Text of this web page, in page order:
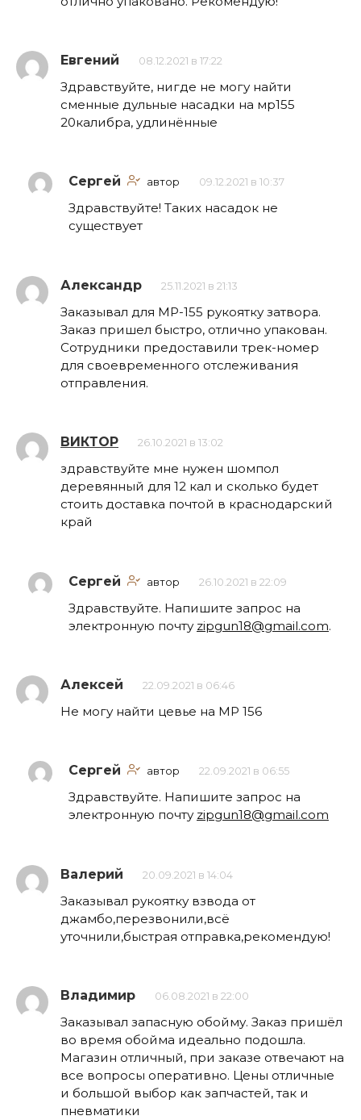
Евгений 08.12.2021 в 17:22
Здравствуйте, нигде не могу найти
сменные дульные насадки на мр155
20калибра, удлинённые
Сергей автор 09.12.2021 в 10:37
Здравствуйте! Таких насадок не
существует
Александр 25.11.2021 в 21:13
Заказывал для МР-155 рукоятку затвора.
Заказ пришел быстро, отлично упакован.
Сотрудники предоставили трек-номер
для своевременного отслеживания
отправления.
ВИКТОР 26.10.2021 в 13:02
здравствуйте мне нужен шомпол
деревянный для 12 кал и сколько будет
стоить доставка почтой в краснодарский
край
Сергей автор 26.10.2021 в 22:09
Здравствуйте. Напишите запрос на
электронную почту zipgun18@gmail.com.
Алексей 22.09.2021 в 06:46
Не могу найти цевье на МР 156
Сергей автор 22.09.2021 в 06:55
Здравствуйте. Напишите запрос на
электронную почту zipgun18@gmail.com
Валерий 20.09.2021 в 14:04
Заказывал рукоятку взвода от
джамбо,перезвонили,всё
уточнили,быстрая отправка,рекомендую!
Владимир 06.08.2021 в 22:00
Заказывал запасную обойму. Заказ пришёл
во время обойма идеально подошла.
Магазин отличный, при заказе отвечают на
все вопросы оперативно. Цены отличные
и большой выбор как запчастей, так и
пневматики